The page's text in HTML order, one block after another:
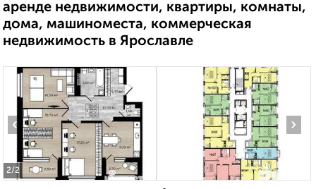
аренде недвижимости, квартиры, комнаты,
дома, машиноместа, коммерческая
недвижимость в Ярославле
2/2
‹ ›